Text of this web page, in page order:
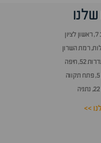
רמת השרון
חיפה
>>